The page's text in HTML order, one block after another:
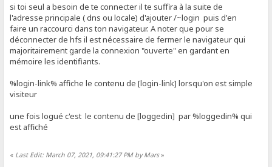
si toi seul a besoin de te connecter il te suffira à la suite de
l'adresse principale ( dns ou locale) d'ajouter /~login puis d'en
faire un raccourci dans ton navigateur. A noter que pour se
déconnecter de hfs il est nécessaire de fermer le navigateur qui
majoritairement garde la connexion "ouverte" en gardant en
mémoire les identifiants.
%login-link% affiche le contenu de [login-link] lorsqu'on est simple
visiteur
une fois logué c'est le contenu de [loggedin] par %loggedin% qui
est affiché
« Last Edit: March 07, 2021, 09:41:27 PM by Mars»